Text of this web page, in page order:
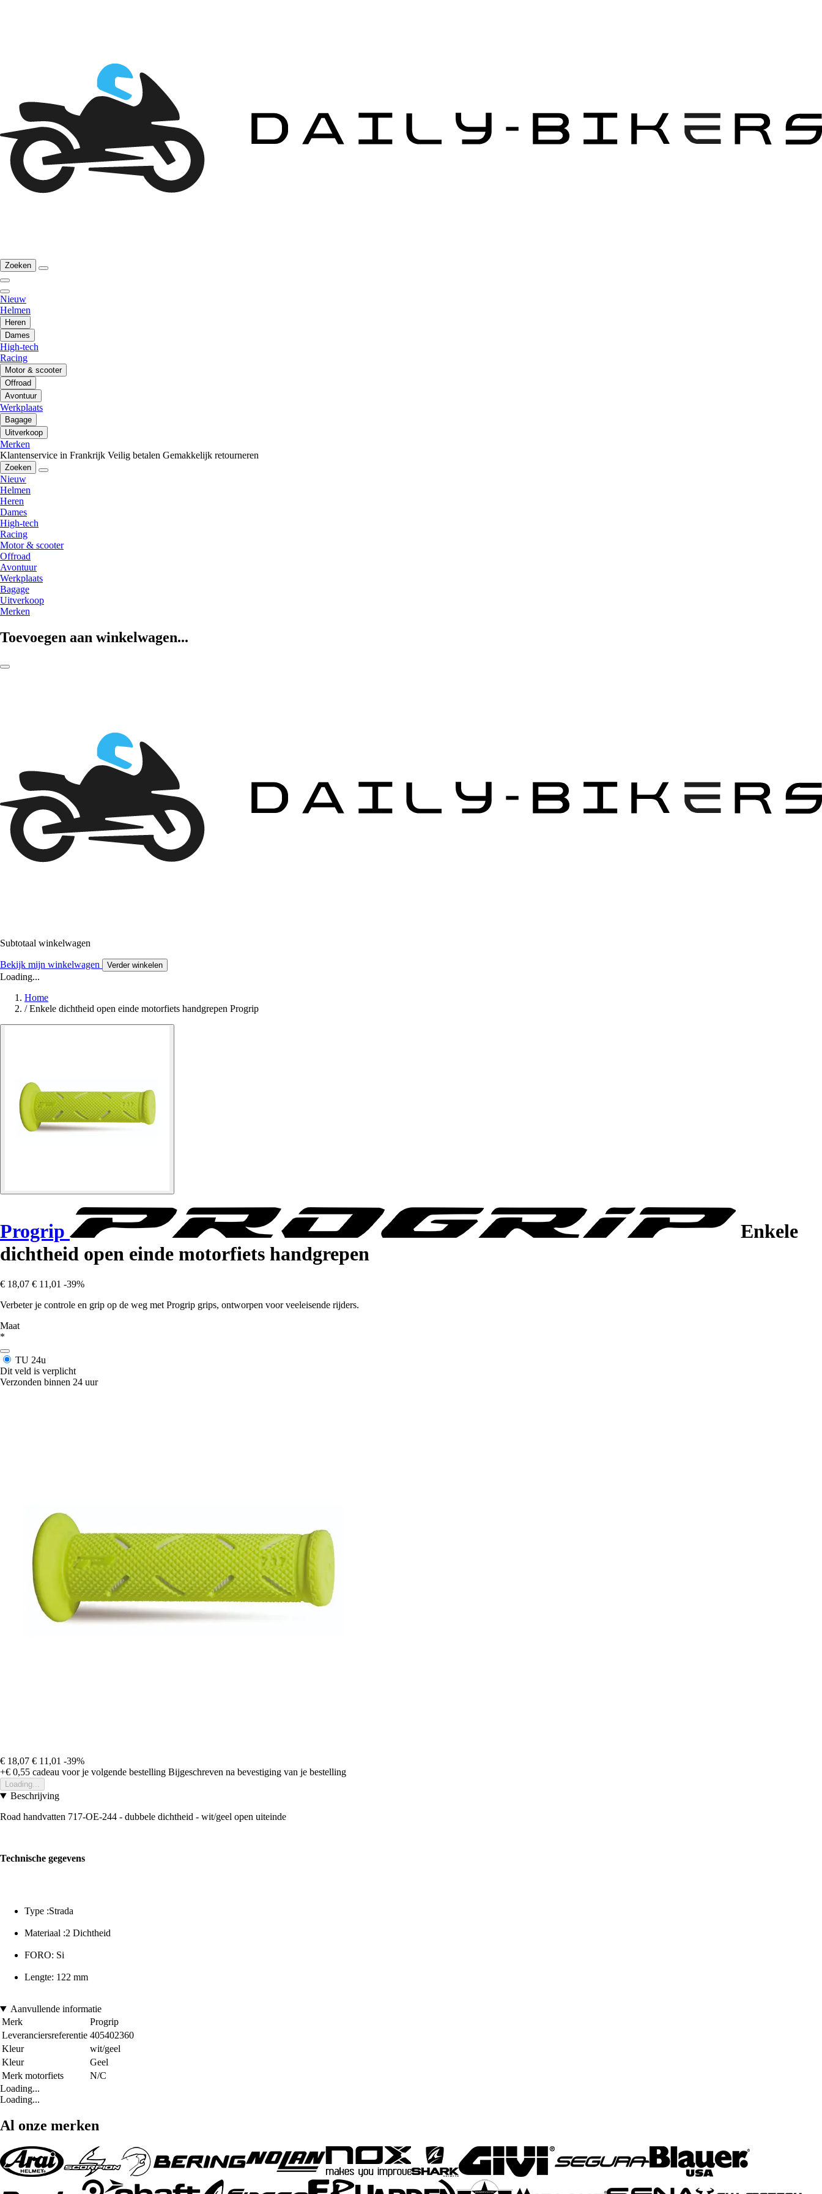
Zoeken
Nieuw
Helmen
Heren
Dames
High-tech
Racing
Motor & scooter
Offroad
Avontuur
Werkplaats
Bagage
Uitverkoop
Merken
Klantenservice in Frankrijk Veilig betalen Gemakkelijk retourneren
Zoeken
Nieuw
Helmen
Heren
Dames
High-tech
Racing
Motor & scooter
Offroad
Avontuur
Werkplaats
Bagage
Uitverkoop
Merken
Toevoegen aan winkelwagen...
Subtotaal winkelwagen
Bekijk mijn winkelwagen Verder winkelen
Loading...
Home
/ Enkele dichtheid open einde motorfiets handgrepen Progrip
Progrip
Enkele
dichtheid open einde motorfiets handgrepen
€ 18,07 € 11,01 -39%
Verbeter je controle en grip op de weg met Progrip grips, ontworpen voor veeleisende rijders.
Maat
*
TU 24u
Dit veld is verplicht
Verzonden binnen 24 uur
€ 18,07 € 11,01 -39%
+€ 0,55 cadeau voor je volgende bestelling Bijgeschreven na bevestiging van je bestelling
Loading...
Beschrijving
Road handvatten 717-OE-244 - dubbele dichtheid - wit/geel open uiteinde
Technische gegevens
Type :Strada
Materiaal :2 Dichtheid
FORO: Si
Lengte: 122 mm
Aanvullende informatie
Merk
Progrip
Leveranciersreferentie 405402360
Kleur
wit/geel
Kleur
Geel
Merk motorfiets
N/C
Loading...
Loading...
Al onze merken